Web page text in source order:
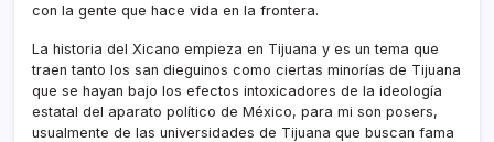
con la gente que hace vida en la frontera.
La historia del Xicano empieza en Tijuana y es un tema que
traen tanto los san dieguinos como ciertas minorí­as de Tijuana
que se hayan bajo los efectos intoxicadores de la ideologí­a
estatal del aparato polí­tico de México, para mi son posers,
usualmente de las universidades de Tijuana que buscan fama